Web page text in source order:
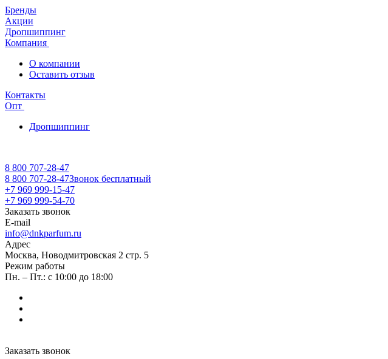
Бренды
Акции
Дропшиппинг
Компания
О компании
Оставить отзыв
Контакты
Опт
Дропшиппинг
8 800 707-28-47
8 800 707-28-47Звонок бесплатный
+7 969 999-15-47
+7 969 999-54-70
Заказать звонок
E-mail
info@dnkparfum.ru
Адрес
Москва, Новодмитровская 2 стр. 5
Режим работы
Пн. – Пт.: с 10:00 до 18:00
Заказать звонок